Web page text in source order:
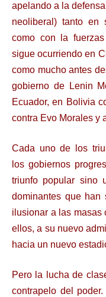
apelando a la
neoliberal) tanto en
como con la
sigue ocurriendo en
como mucho antes
gobierno de Lenin
Ecuador, en Bolivia
contra Evo Morales y
Cada uno de los
los gobiernos
triunfo popular sino
dominantes que han
ilusionar a las masas
ellos, a su nuevo
hacia un nuevo
Pero la lucha de
contrapelo del